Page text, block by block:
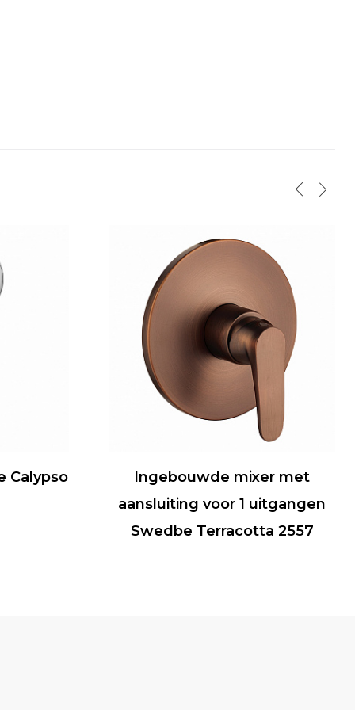
Calypso
Ingebouwde mixer met
aansluiting voor 1 uitgangen
Swedbe Terracotta 2557